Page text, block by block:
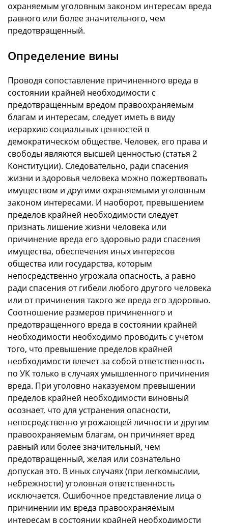
охраняемым уголовным законом интересам вреда
равного или более значительного, чем
предотвращенный.
Определение вины
Проводя сопоставление причиненного вреда в
состоянии крайней необходимости с
предотвращенным вредом правоохраняемым
благам и интересам, следует иметь в виду
иерархию социальных ценностей в
демократическом обществе. Человек, его права и
свободы являются высшей ценностью (статья 2
Конституции). Следовательно, ради спасения
жизни и здоровья человека можно пожертвовать
имуществом и другими охраняемыми уголовным
законом интересами. И наоборот, превышением
пределов крайней необходимости следует
признать лишение жизни человека или
причинение вреда его здоровью ради спасения
имущества, обеспечения иных интересов
общества или государства, которым
непосредственно угрожала опасность, а равно
ради спасения от гибели любого другого человека
или от причинения такого же вреда его здоровью.
Соотношение размеров причиненного и
предотвращенного вреда в состоянии крайней
необходимости необходимо проводить с учетом
того, что превышение пределов крайней
необходимости влечет за собой ответственность
по УК только в случаях умышленного причинения
вреда. При уголовно наказуемом превышении
пределов крайней необходимости виновный
осознает, что для устранения опасности,
непосредственно угрожающей личности и другим
правоохраняемым благам, он причиняет вред
равный или более значительный, чем
предотвращенный, желая или сознательно
допуская это. В иных случаях (при легкомыслии,
небрежности) уголовная ответственность
исключается. Ошибочное представление лица о
причинении им вреда правоохраняемым
интересам в состоянии крайней необходимости